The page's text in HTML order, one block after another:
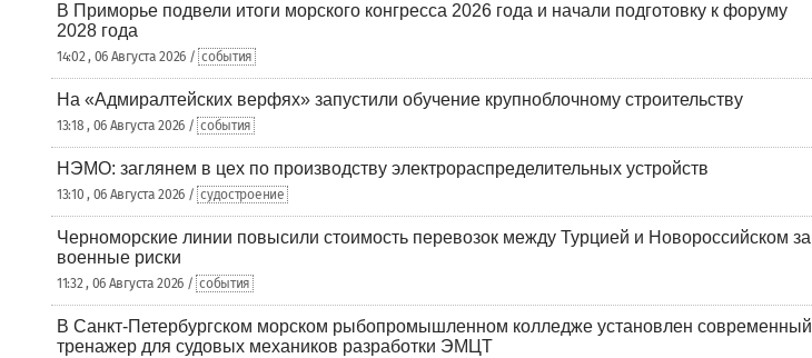
В Приморье подвели итоги морского конгресса 2026 года и начали подготовку к форуму
2028 года
14:02 , 06 Августа 2026 / события
На «Адмиралтейских верфях» запустили обучение крупноблочному строительству
13:18 , 06 Августа 2026 / события
НЭМО: заглянем в цех по производству электрораспределительных устройств
13:10 , 06 Августа 2026 / судостроение
Черноморские линии повысили стоимость перевозок между Турцией и Новороссийском за
военные риски
11:32 , 06 Августа 2026 / события
В Санкт-Петербургском морском рыбопромышленном колледже установлен современный
тренажер для судовых механиков разработки ЭМЦТ